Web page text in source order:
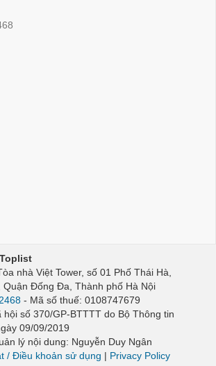
nhà Việt Tower, số 01 Phố Thái Hà,
Quận Đống Đa, Thành phố Hà Nội
- Mã số thuế: 0108747679
hội số 370/GP-BTTTT do Bộ Thông tin
09/09/2019
lý nội dung: Nguyễn Duy Ngân
/ Điều khoản sử dụng | Privacy Policy